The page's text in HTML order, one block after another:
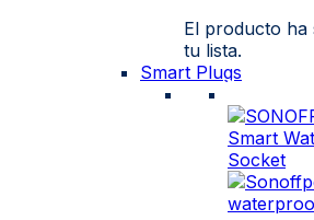
El producto ha
tu lista.
Smart Plugs